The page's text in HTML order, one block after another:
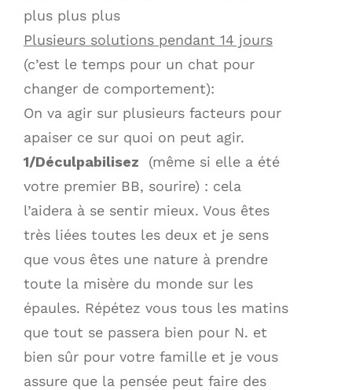
plus plus plus
Plusieurs solutions pendant 14 jours
(c’est le temps pour un chat pour
changer de comportement):
On va agir sur plusieurs facteurs pour
apaiser ce sur quoi on peut agir.
1/Déculpabilisez (même si elle a été
votre premier BB, sourire) : cela
l’aidera à se sentir mieux. Vous êtes
très liées toutes les deux et je sens
que vous êtes une nature à prendre
toute la misère du monde sur les
épaules. Répétez vous tous les matins
que tout se passera bien pour N. et
bien sûr pour votre famille et je vous
assure que la pensée peut faire des